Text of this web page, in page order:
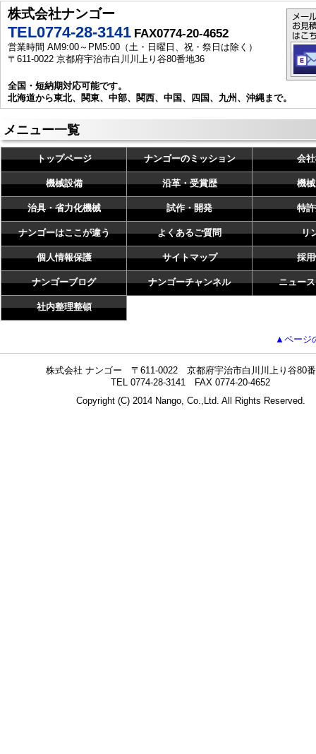
株式会社ナンゴー
TEL0774-28-3141 FAX0774-20-4652
営業時間 AM9:00～PM5:00（土・日曜日、祝・祭日は除く）
〒611-0022 京都府宇治市白川川上り谷80番地36
全国・短納期対応可能です。
北海道から東北、関東、中部、関西、中国、四国、九州、沖縄まで。
メニュー一覧
トップページ ナンゴーのミッション 会
機械設備 沿革・受賞歴 機
治具・省力化機械 試作・開発 特
ナンゴーはここが違う よくあるご質問 リ
個人情報保護 サイトマップ 採
ナンゴーブログ ナンゴーチャンネル ニュー
社内整理整頓
▲ページ
株式会社 ナンゴー 〒611-0022 京都府宇治市白川川上り谷80
TEL 0774-28-3141 FAX 0774-20-4652
Copyright (C) 2014 Nango, Co.,Ltd. All Rights Reserved.